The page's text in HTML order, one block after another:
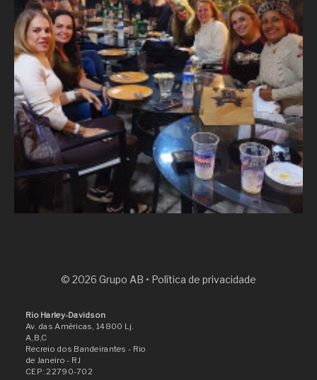
© 2026 Grupo AB • Política de privacidade
Rio Harley-Davidson
Av. das Américas, 14800 Lj.
A,B,C
Recreio dos Bandeirantes - Rio
de Janeiro - RJ
CEP: 22790-702